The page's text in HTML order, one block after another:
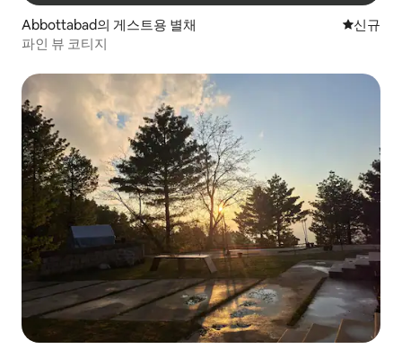
Abbottabad의 게스트용 별채 신규 숙소
신규
파인 뷰 코티지